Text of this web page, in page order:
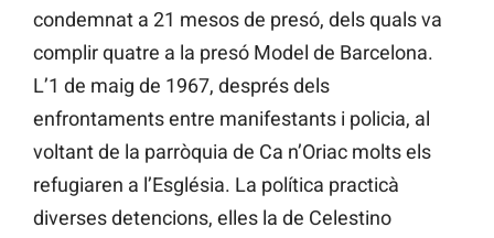
condemnat a 21 mesos de presó, dels quals va
complir quatre a la presó Model de Barcelona.
L’1 de maig de 1967, després dels
enfrontaments entre manifestants i policia, al
voltant de la parròquia de Ca n’Oriac molts els
refugiaren a l’Església. La política practicà
diverses detencions, elles la de Celestino